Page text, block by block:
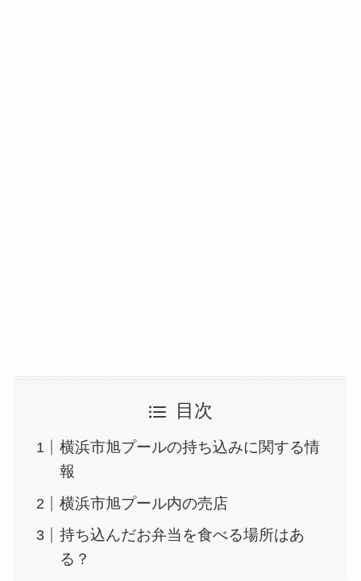
目次
横浜市旭プールの持ち込みに関する情
報
横浜市旭プール内の売店
持ち込んだお弁当を食べる場所はあ
る？